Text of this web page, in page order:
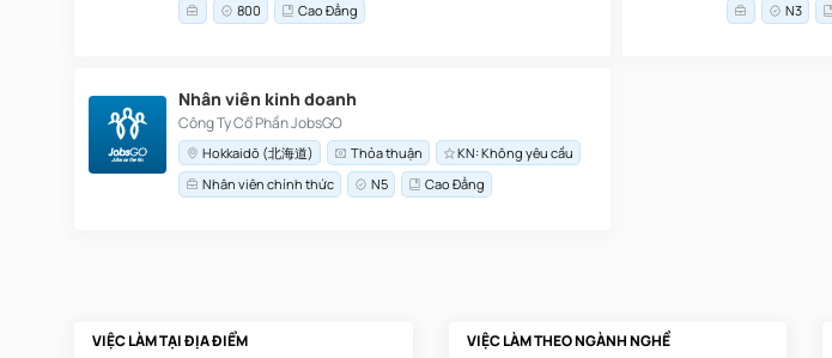
800
Cao Đẳng
N3
Nhân viên kinh doanh
Công Ty Cổ Phần JobsGO
Hokkaidō (北海道) Thỏa thuận
KN: Không yêu cầu
Nhân viên chính thức
N5 Cao Đẳng
VIỆC LÀM TẠI ĐỊA ĐIỂM VIỆC LÀM THEO NGÀNH NGHỀ